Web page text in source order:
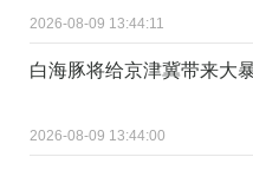
2026-08-09 13:44:11
白海豚将给京津冀带来大
2026-08-09 13:44:00